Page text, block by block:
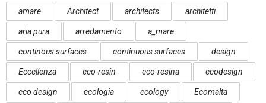
amare Architect architects architetti
aria pura arredamento a_mare
continous surfaces continuous surfaces design
Eccellenza eco-resin eco-resina ecodesign
eco design ecologia ecology Ecomalta